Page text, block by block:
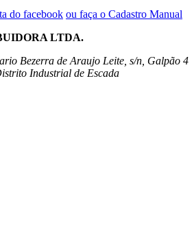
do facebook ou faça o Cadastro Manual
LTDA.
Bezerra de Araujo Leite, s/n, Galpão 4
Industrial de Escada